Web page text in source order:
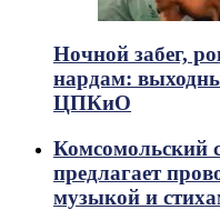
Ночной забег,
нардам:
ЦПКиО
Комсомольский
предлагает
музыкой и